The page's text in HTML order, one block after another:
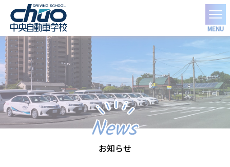
MENU
お知らせ
News